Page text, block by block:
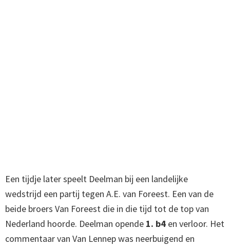
Een tijdje later speelt Deelman bij een landelijke
wedstrijd een partij tegen A.E. van Foreest. Een van de
beide broers Van Foreest die in die tijd tot de top van
Nederland hoorde. Deelman opende 1. b4 en verloor. Het
commentaar van Van Lennep was neerbuigend en